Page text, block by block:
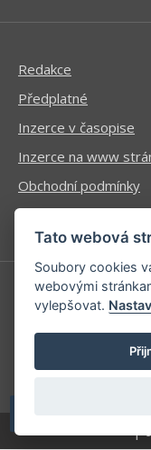
Redakce
Předplatné
Inzerce v časopise
Inzerce na www
Obchodní podmínky
Ochrana osobních
Příhlášení |
Kontaktní informace
Mapa stránek
|
Tato webová
Soubory cookies
webovými
vylepšovat.